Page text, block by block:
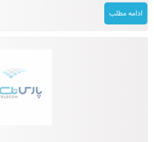
ادامه مطلب